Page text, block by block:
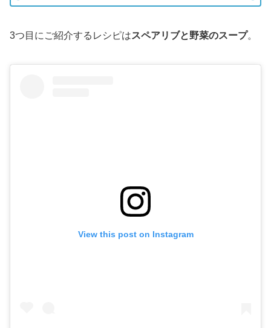
3つ目にご紹介するレシピはスペアリブと野菜のスープ。
View this post on Instagram